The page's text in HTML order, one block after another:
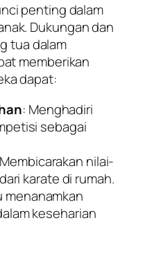
penting dalam
Dukungan dan
tua dalam
memberikan
dapat:
: Menghadiri
sebagai
nilai-
karate di rumah.
menanamkan
keseharian